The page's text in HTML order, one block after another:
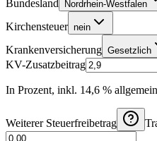
Bundesland Nordrhein-Westfalen
Kirchensteuer nein
Krankenversicherung Gesetzlich
KV-Zusatzbeitrag
In Prozent, inkl. 14,6 %
Weiterer Steuerfreibetrag